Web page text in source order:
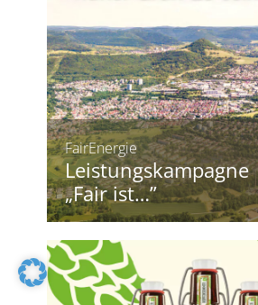
FairEnergie
Leistungskampagne
„Fair ist…”